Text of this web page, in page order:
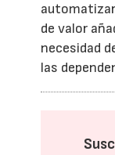
de valor
necesidad
las